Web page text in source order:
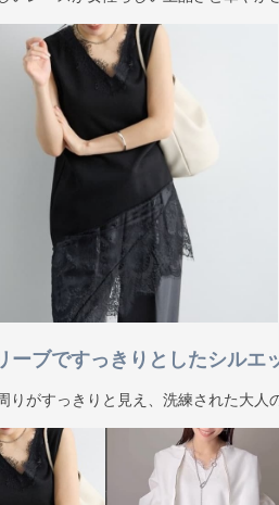
ーブですっきりとしたシルエ
りがすっきりと見え、洗練された大人